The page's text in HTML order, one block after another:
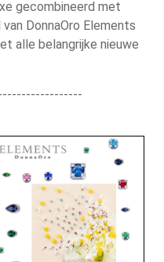
gecombineerd met
DonnaOro Elements
alle belangrijke nieuwe